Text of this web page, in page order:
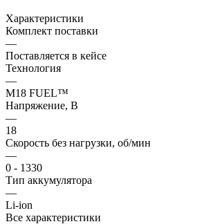
Характеристики
Комплект поставки
—
Поставляется в кейсе
Технология
—
M18 FUEL™
Напряжение, В
—
18
Скорость без нагрузки, об/мин
—
0 - 1330
Тип аккумулятора
—
Li-ion
Все характеристики